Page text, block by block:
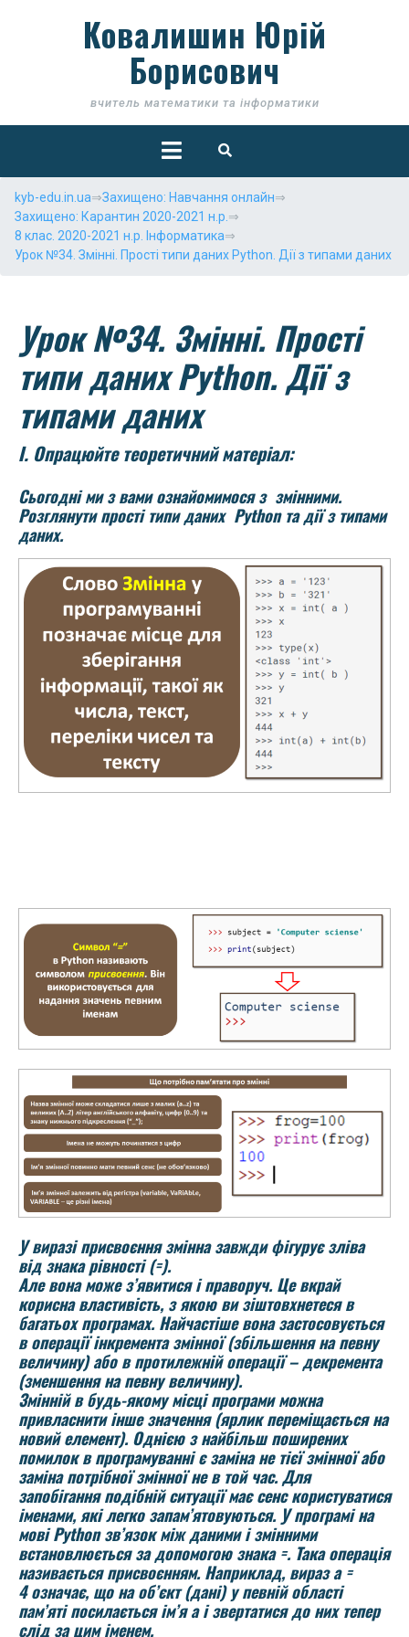
Ковалишин Юрій
Борисович
вчитель математики та інформатики
Open
Button
kyb-edu.in.ua⇒Захищено: Навчання онлайн⇒
Захищено: Карантин 2020-2021 н.р. ⇒
8 клас. 2020-2021 н.р. Інформатика⇒
Урок №34. Змінні. Прості типи даних Python. Дії з типами даних
Урок №34. Змінні. Прості
типи даних Python. Дії з
типами даних
І. Опрацюйте теоретичний матеріал:
Сьогодні ми з вами ознайомимося з змінними.
Розглянути прості типи даних Python та дії з типами
даних.
У виразі присвоєння змінна завжди фігурує зліва
від знака рівності (=).
Але вона може з’явитися і праворуч. Це вкрай
корисна властивість, з якою ви зіштовхнетеся в
багатьох програмах. Найчастіше вона застосовується
в операції інкремента змінної (збільшення на певну
величину) або в протилежній операції – декремента
(зменшення на певну величину).
Змінній в будь-якому місці програми можна
привласнити інше значення (ярлик переміщається на
новий елемент). Однією з найбільш поширених
помилок в програмуванні є заміна не тієї змінної або
заміна потрібної змінної не в той час. Для
запобігання подібній ситуації має сенс користуватися
іменами, які легко запам’ятовуються. У програмі на
мові Python зв’язок між даними і змінними
встановлюється за допомогою знака =. Така операція
називаєтьсяприсвоєнням. Наприклад, вираз a =
4 означає, що на об’єкт (дані) у певній області
пам’яті посилається ім’я a і звертатися до них тепер
слід за цим іменем.